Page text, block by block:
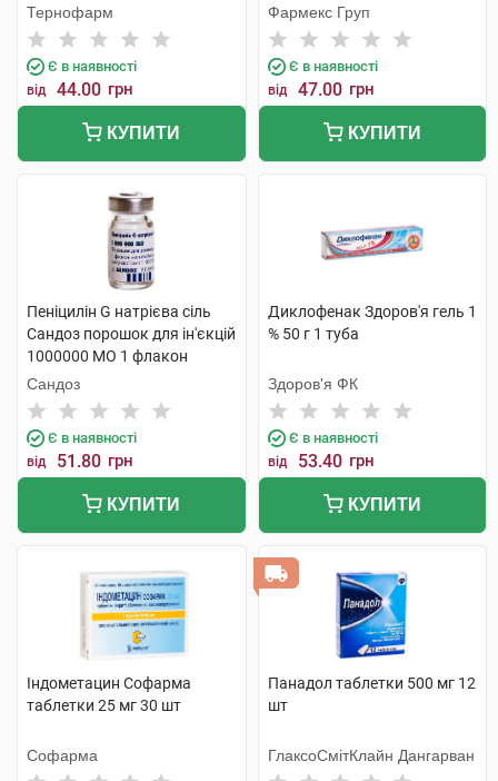
Тернофарм
Є в наявності
від 44.00 грн
КУПИТИ
Фармекс Груп
Є в наявності
від 47.00 грн
КУПИТИ
Пеніцилін G натрієва сіль
Сандоз порошок для ін'єкцій
1000000 МО 1 флакон
Сандоз
Є в наявності
від 51.80 грн
КУПИТИ
Диклофенак Здоров'я гель 1
% 50 г 1 туба
Здоров'я ФК
Є в наявності
від 53.40 грн
КУПИТИ
Індометацин Софарма
таблетки 25 мг 30 шт
Софарма
Панадол таблетки 500 мг 12
шт
ГлаксоСмітКлайн Дангарван